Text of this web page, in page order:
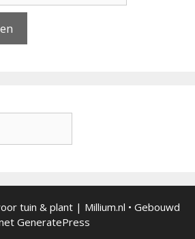
tuin & plant | Millium.nl • Gebouwd
GeneratePress